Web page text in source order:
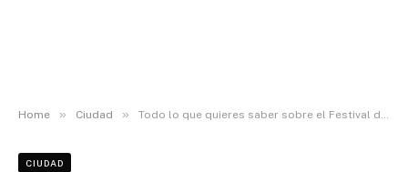
Home » Ciudad » Todo lo que quieres saber sobre el Festival del Mapping 2016, aquí
CIUDAD